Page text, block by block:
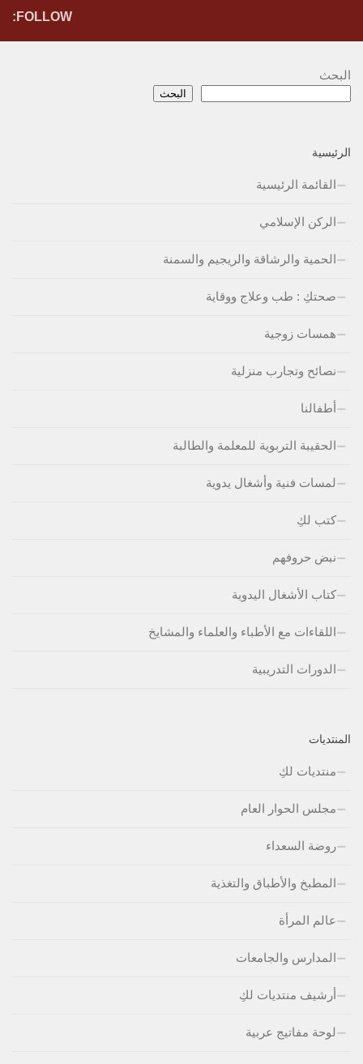
FOLLOW:
البحث
البحث
الرئيسية
القائمة الرئيسية
الركن الإسلامي
الحمية والرشاقة والريجيم والسمنة
صحتكِ : طب وعلاج ووقاية
همسات زوجية
نصائح وتجارب منزلية
أطفالنا
الحقيبة التربوية للمعلمة والطالبة
لمسات فنية وأشغال يدوية
كتب لكِ
نبض حروفهم
كتاب الأشغال اليدوية
اللقاءات مع الأطباء والعلماء والمشايخ
الدورات التدريبية
المنتديات
منتديات لكِ
مجلس الحوار العام
روضة السعداء
المطبخ والأطباق والتغذية
عالم المرأة
المدارس والجامعات
أرشيف منتديات لكِ
لوحة مفاتيج عربية